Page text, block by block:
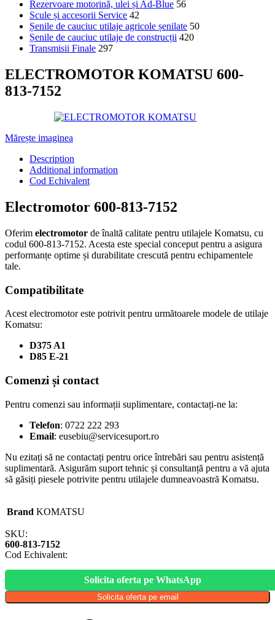
Rezervoare motorină, ulei și Ad-Blue 56
Scule și accesorii Service 42
Șenile de cauciuc utilaje agricole șenilate 50
Șenile de cauciuc utilaje de construcții 420
Transmisii Finale 297
ELECTROMOTOR KOMATSU 600-
813-7152
Mărește imaginea
Description
Additional information
Cod Echivalent
Electromotor 600-813-7152
Oferim electromotor de înaltă calitate pentru utilajele Komatsu, cu
codul 600-813-7152. Acesta este special conceput pentru a asigura
performanțe optime și durabilitate crescută pentru echipamentele
tale.
Compatibilitate
Acest electromotor este potrivit pentru următoarele modele de utilaje
Komatsu:
D375 A1
D85 E-21
Comenzi și contact
Pentru comenzi sau informații suplimentare, contactați-ne la:
Telefon: 0722 222 293
Email: eusebiu@servicesuport.ro
Nu ezitați să ne contactați pentru orice întrebări sau pentru asistență
suplimentară. Asigurăm suport tehnic și consultanță pentru a vă ajuta
să găsiți piesele potrivite pentru utilajele dumneavoastră Komatsu.
Brand KOMATSU
SKU:
600-813-7152
Cod Echivalent:
Solicita oferta pe WhatsApp
Solicita oferta pe email